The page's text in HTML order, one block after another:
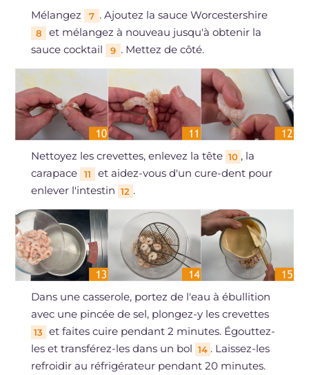
Mélangez 7 . Ajoutez la sauce Worcestershire
8
et mélangez à nouveau jusqu'à obtenir la
sauce cocktail
9 . Mettez de côté.
Nettoyez les crevettes, enlevez la tête 10 , la
carapace
11
et aidez-vous d'un cure-dent pour
enlever l'intestin 12 .
Dans une casserole, portez de l'eau à ébullition
avec une pincée de sel, plongez-y les crevettes
13
et faites cuire pendant 2 minutes. Égouttez-
les et transférez-les dans un bol 14 . Laissez-les
refroidir au réfrigérateur pendant 20 minutes.